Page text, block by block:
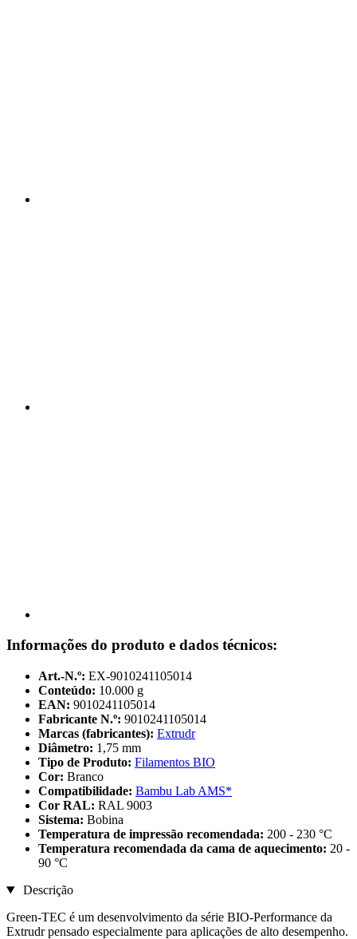
Informações do produto e dados técnicos:
Art.-N.º: EX-9010241105014
Conteúdo: 10.000 g
EAN: 9010241105014
Fabricante N.º: 9010241105014
Marcas (fabricantes): Extrudr
Diâmetro: 1,75 mm
Tipo de Produto: Filamentos BIO
Cor: Branco
Compatibilidade: Bambu Lab AMS*
Cor RAL: RAL 9003
Sistema: Bobina
Temperatura de impressão recomendada: 200 - 230 °C
Temperatura recomendada da cama de aquecimento: 20 -
90 °C
Descrição
Green-TEC é um desenvolvimento da série BIO-Performance da
Extrudr pensado especialmente para aplicações de alto desempenho.